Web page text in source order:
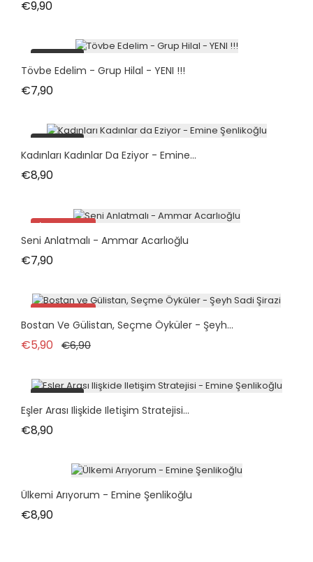
€9,90Fiyat
tükendi
Tövbe Edelim - Grup Hilal - YENI !!!
€7,90Fiyat
Kadınları Kadınlar Da Eziyor - Emine...
€8,90Fiyat
İndirimde!
Seni Anlatmalı - Ammar Acarlıoğlu
€7,90Fiyat
İndirimde!
Bostan Ve Gülistan, Seçme Öyküler - Şeyh...
€5,90 Normal fiyat
€6,90Fiyat
tükendi
Eşler Arası Ilişkide Iletişim Stratejisi...
€8,90Fiyat
Ülkemi Arıyorum - Emine Şenlikoğlu
€8,90Fiyat